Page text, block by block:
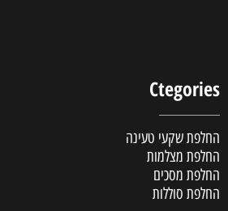
Ctegories
החלפת שקעי טעינה
החלפת מצלמות
החלפת מסכים
החלפת סוללות